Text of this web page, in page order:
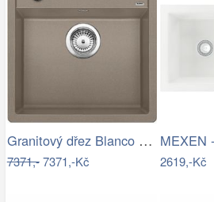
Granitový dřez Blanco DALAGO 5 tartufo…
7371,-7371,-Kč 2619,-Kč